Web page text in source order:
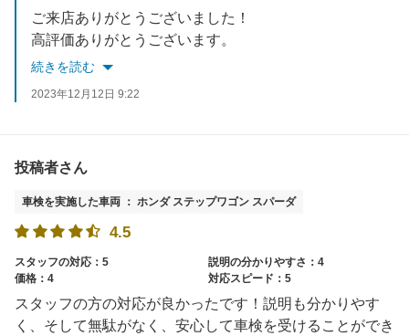
ご来店ありがとうございました！
高評価ありがとうございます。
またのご利用お待ちしております！
続きを読む
2023年12月12日 9:22
投稿者さん
車検を実施した車両 ： ホンダ ステップワゴン スパーダ
4.5
スタッフの対応：5
説明の分かりやすさ：4
価格：4
対応スピード：5
スタッフの方の対応が良かったです！説明も分かりやす
く、そして無駄がなく、安心して車検を受けることができ